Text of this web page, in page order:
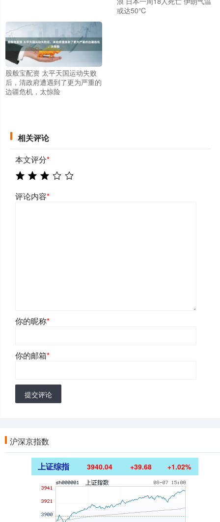
或达50℃
股般宝配资 太平天国运动失败
后，清政府遭遇到了更为严重的
边疆危机，太惊险
相关评论
本文评分*
评论内容*
你的昵称*
你的邮箱*
提交评论
沪深京指数
上证综指 3940.04 +39.68 +1.02%